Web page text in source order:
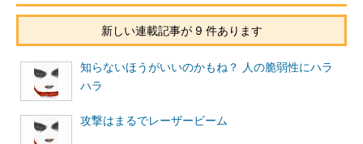
新しい連載記事が 9 件あります
知らないほうがいいのかもね？ 人の脆弱性にハラ
ハラ
攻撃はまるでレーザービーム